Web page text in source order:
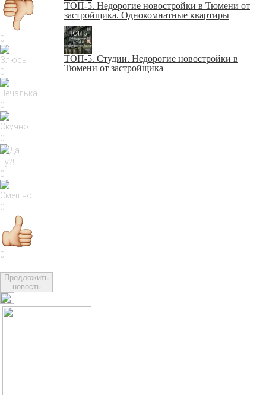
0
0
0
0
0
0
0
Предложить
новость
ТОП-5. Недорогие новостройки в Тюмени от
застройщика. Однокомнатные квартиры
ТОП-5. Студии. Недорогие новостройки в
Тюмени от застройщика